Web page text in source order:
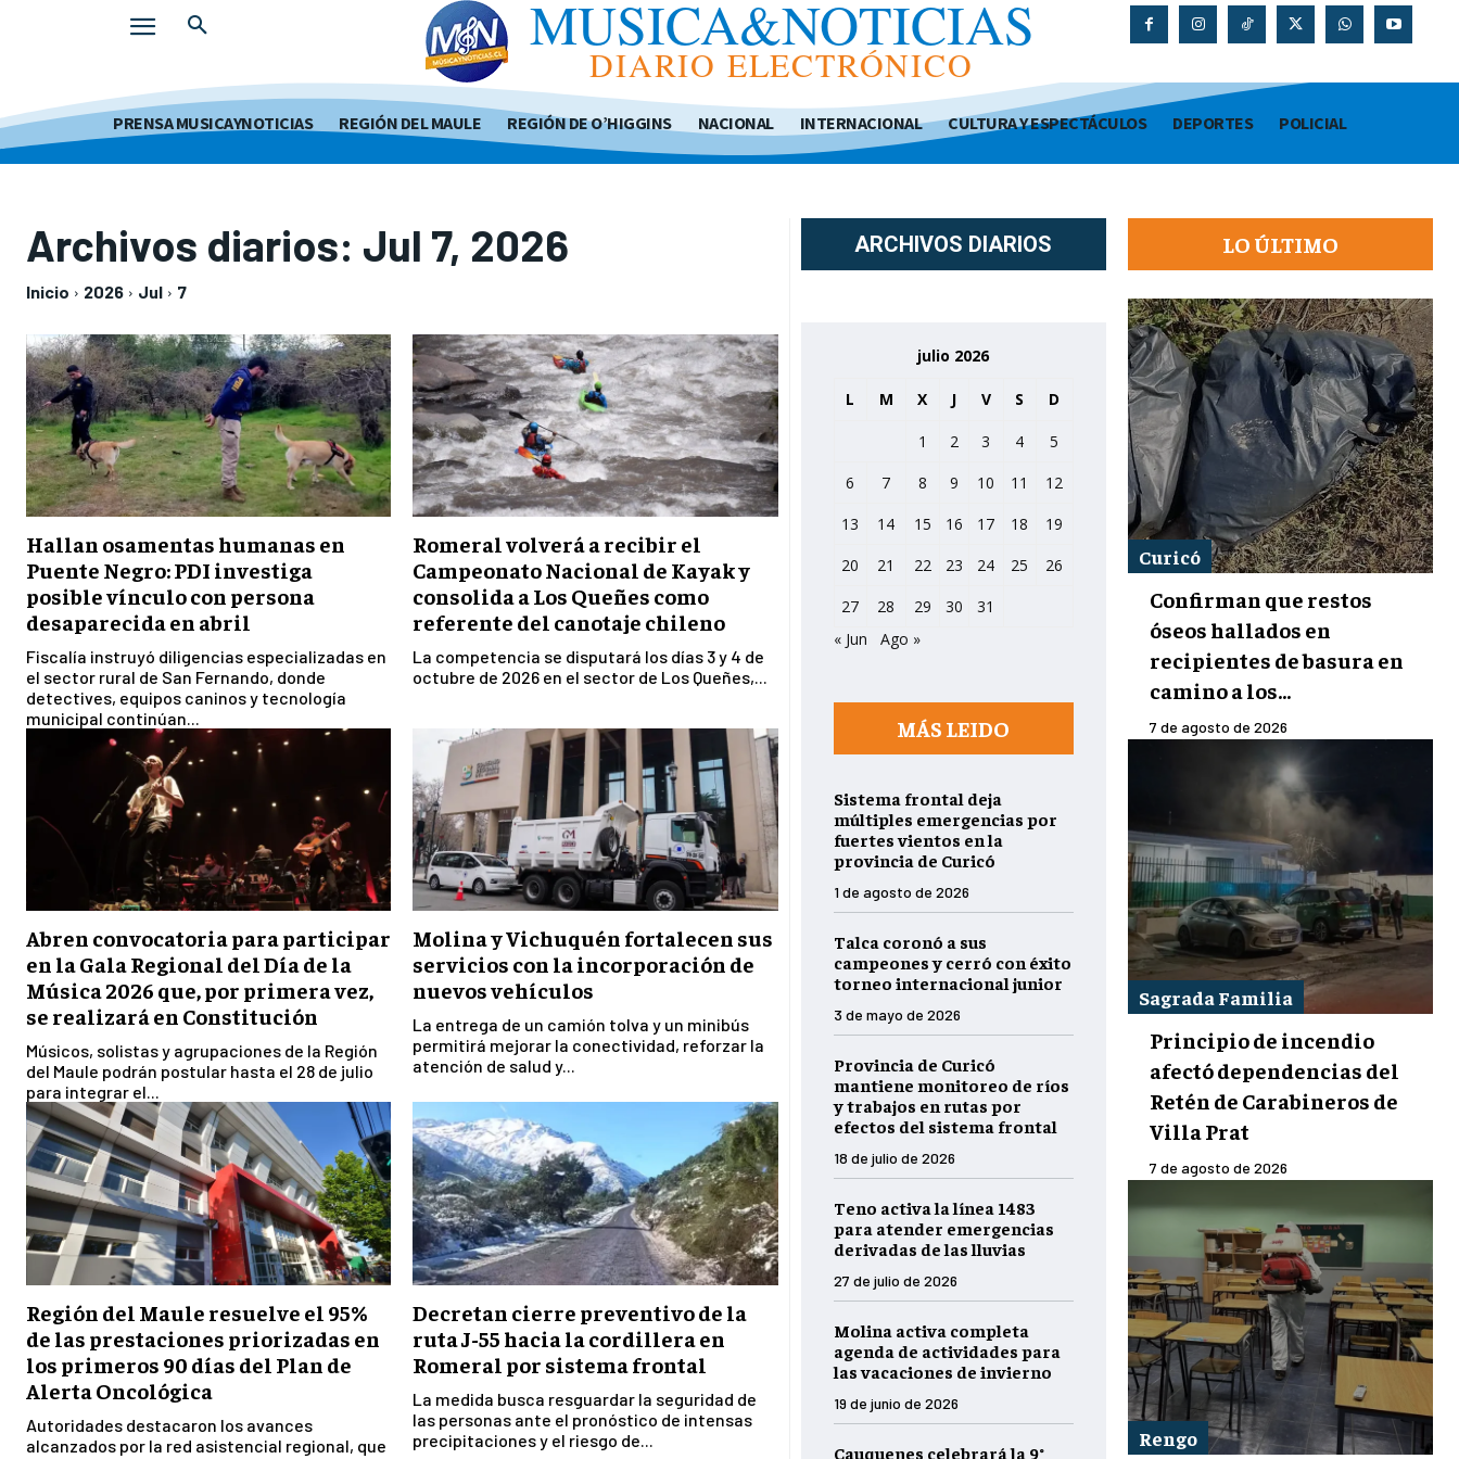
MUSICA&NOTICIAS
DIARIO ELECTRÓNICO
PRENSA MUSICAYNOTICIAS REGIÓN DEL MAULE REGIÓN DE O’HIGGINS NACIONAL INTERNACIONAL CULTURA Y ESPECTÁCULOS DEPORTES POLICIAL
Archivos diarios: Jul 7, 2026
Inicio 2026 Jul 7
Hallan osamentas humanas en
Puente Negro: PDI investiga
posible vínculo con persona
desaparecida en abril
Fiscalía instruyó diligencias especializadas en
el sector rural de San Fernando, donde
detectives, equipos caninos y tecnología
municipal continúan...
Romeral volverá a recibir el
Campeonato Nacional de Kayak y
consolida a Los Queñes como
referente del canotaje chileno
La competencia se disputará los días 3 y 4 de
octubre de 2026 en el sector de Los Queñes,...
Abren convocatoria para participar
en la Gala Regional del Día de la
Música 2026 que, por primera vez,
se realizará en Constitución
Músicos, solistas y agrupaciones de la Región
del Maule podrán postular hasta el 28 de julio
para integrar el...
Molina y Vichuquén fortalecen sus
servicios con la incorporación de
nuevos vehículos
La entrega de un camión tolva y un minibús
permitirá mejorar la conectividad, reforzar la
atención de salud y...
Región del Maule resuelve el 95%
de las prestaciones priorizadas en
los primeros 90 días del Plan de
Alerta Oncológica
Autoridades destacaron los avances
alcanzados por la red asistencial regional, que
Decretan cierre preventivo de la
ruta J-55 hacia la cordillera en
Romeral por sistema frontal
La medida busca resguardar la seguridad de
las personas ante el pronóstico de intensas
precipitaciones y el riesgo de...
ARCHIVOS DIARIOS
julio 2026
L M X J V S D
1 2 3 4
5
6
7 8 9 10 11
12
13
14 15 16 17 18
19
20
21 22 23 24 25
26
27
28 29 30
31
« Jun
Ago »
MÁS LEIDO
Sistema frontal deja
múltiples emergencias por
fuertes vientos en la
provincia de Curicó
1 de agosto de 2026
Talca coronó a sus
campeones y cerró con éxito
torneo internacional junior
3 de mayo de 2026
Provincia de Curicó
mantiene monitoreo de ríos
y trabajos en rutas por
efectos del sistema frontal
18 de julio de 2026
Teno activa la línea 1483
para atender emergencias
derivadas de las lluvias
27 de julio de 2026
Molina activa completa
agenda de actividades para
las vacaciones de invierno
19 de junio de 2026
Cauquenes celebrará la 9°
LO ÚLTIMO
Curicó
Confirman que restos
óseos hallados en
recipientes de basura en
camino a los...
7 de agosto de 2026
Sagrada Familia
Principio de incendio
afectó dependencias del
Retén de Carabineros de
Villa Prat
7 de agosto de 2026
Rengo